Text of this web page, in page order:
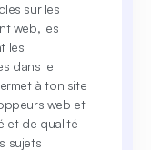
sur les
web, les
les
dans le
à ton site
web et
et de qualité
sujets